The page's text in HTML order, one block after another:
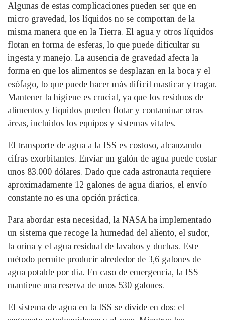
Algunas de estas complicaciones pueden ser que en
micro gravedad, los líquidos no se comportan de la
misma manera que en la Tierra. El agua y otros líquidos
flotan en forma de esferas, lo que puede dificultar su
ingesta y manejo. La ausencia de gravedad afecta la
forma en que los alimentos se desplazan en la boca y el
esófago, lo que puede hacer más difícil masticar y tragar.
Mantener la higiene es crucial, ya que los residuos de
alimentos y líquidos pueden flotar y contaminar otras
áreas, incluidos los equipos y sistemas vitales.
El transporte de agua a la ISS es costoso, alcanzando
cifras exorbitantes. Enviar un galón de agua puede costar
unos 83.000 dólares. Dado que cada astronauta requiere
aproximadamente 12 galones de agua diarios, el envío
constante no es una opción práctica.
Para abordar esta necesidad, la NASA ha implementado
un sistema que recoge la humedad del aliento, el sudor,
la orina y el agua residual de lavabos y duchas. Este
método permite producir alrededor de 3,6 galones de
agua potable por día. En caso de emergencia, la ISS
mantiene una reserva de unos 530 galones.
El sistema de agua en la ISS se divide en dos: el